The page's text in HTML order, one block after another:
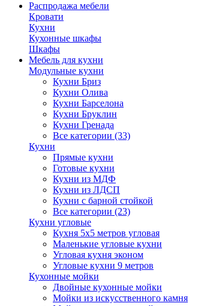
Распродажа мебели
Кровати
Кухни
Кухонные шкафы
Шкафы
Мебель для кухни
Модульные кухни
Кухни Бриз
Кухни Олива
Кухни Барселона
Кухни Бруклин
Кухни Гренада
Все категории (33)
Кухни
Прямые кухни
Готовые кухни
Кухни из МДФ
Кухни из ЛДСП
Кухни с барной стойкой
Все категории (23)
Кухни угловые
Кухня 5х5 метров угловая
Маленькие угловые кухни
Угловая кухня эконом
Угловые кухни 9 метров
Кухонные мойки
Двойные кухонные мойки
Мойки из искусственного камня